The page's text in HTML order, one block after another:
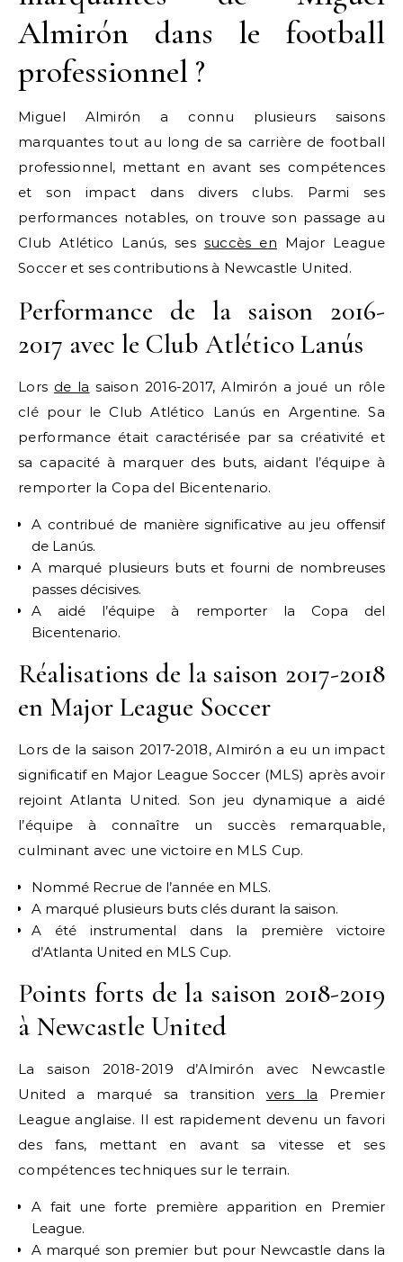
Almirón dans le football
professionnel ?
Miguel Almirón a connu plusieurs saisons
marquantes tout au long de sa carrière de football
professionnel, mettant en avant ses compétences
et son impact dans divers clubs. Parmi ses
performances notables, on trouve son passage au
Club Atlético Lanús, ses succès en Major League
Soccer et ses contributions à Newcastle United.
Performance de la saison 2016-
2017 avec le Club Atlético Lanús
Lors de la saison 2016-2017, Almirón a joué un rôle
clé pour le Club Atlético Lanús en Argentine. Sa
performance était caractérisée par sa créativité et
sa capacité à marquer des buts, aidant l’équipe à
remporter la Copa del Bicentenario.
A contribué de manière significative au jeu offensif
de Lanús.
A marqué plusieurs buts et fourni de nombreuses
passes décisives.
A aidé l’équipe à remporter la Copa del
Bicentenario.
Réalisations de la saison 2017-2018
en Major League Soccer
Lors de la saison 2017-2018, Almirón a eu un impact
significatif en Major League Soccer (MLS) après avoir
rejoint Atlanta United. Son jeu dynamique a aidé
l’équipe à connaître un succès remarquable,
culminant avec une victoire en MLS Cup.
Nommé Recrue de l’année en MLS.
A marqué plusieurs buts clés durant la saison.
A été instrumental dans la première victoire
d’Atlanta United en MLS Cup.
Points forts de la saison 2018-2019
à Newcastle United
La saison 2018-2019 d’Almirón avec Newcastle
United a marqué sa transition vers la Premier
League anglaise. Il est rapidement devenu un favori
des fans, mettant en avant sa vitesse et ses
compétences techniques sur le terrain.
A fait une forte première apparition en Premier
League.
A marqué son premier but pour Newcastle dans la